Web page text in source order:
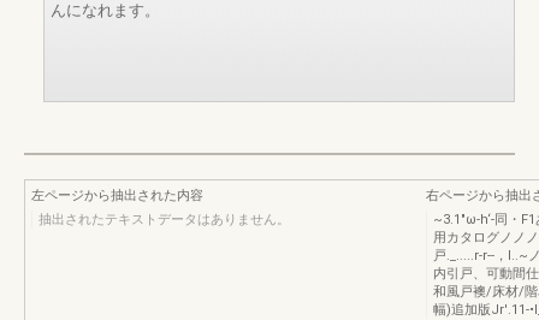
んになれます。
左ページから抽出された内容
抽出されたテキストデータはありません。
右ページから抽出
~3.1"ω-h‘-同・
用カタログノノ
戸._.....r-r--，I..~
内引戸、可動間
和風戸襖/床材/
幅)追加版Jr'.11-